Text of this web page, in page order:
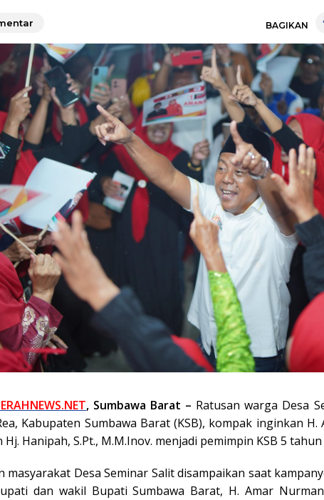
BAGIKAN
, Sumbawa Barat – Ratusan warga Desa
Kabupaten Sumbawa Barat (KSB), kompak inginkan H.
Hj. Hanipah, S.Pt., M.M.Inov. menjadi pemimpin KSB 5
masyarakat Desa Seminar Salit disampaikan saat
dan wakil Bupati Sumbawa Barat, H. Amar